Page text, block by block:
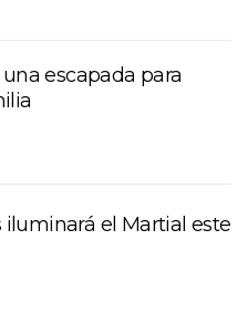
escapada para
iluminará el Martial este